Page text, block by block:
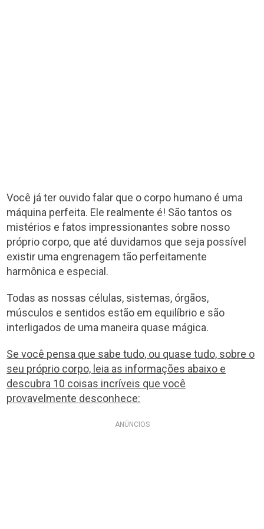
Você já ter ouvido falar que o corpo humano é uma
máquina perfeita. Ele realmente é! São tantos os
mistérios e fatos impressionantes sobre nosso
próprio corpo, que até duvidamos que seja possível
existir uma engrenagem tão perfeitamente
harmônica e especial.
Todas as nossas células, sistemas, órgãos,
músculos e sentidos estão em equilíbrio e são
interligados de uma maneira quase mágica.
Se você pensa que sabe tudo, ou quase tudo, sobre o
seu próprio corpo, leia as informações abaixo e
descubra 10 coisas incríveis que você
provavelmente desconhece:
ANÚNCIOS